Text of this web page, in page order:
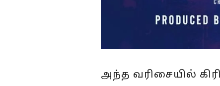
அந்த வரிசையில்